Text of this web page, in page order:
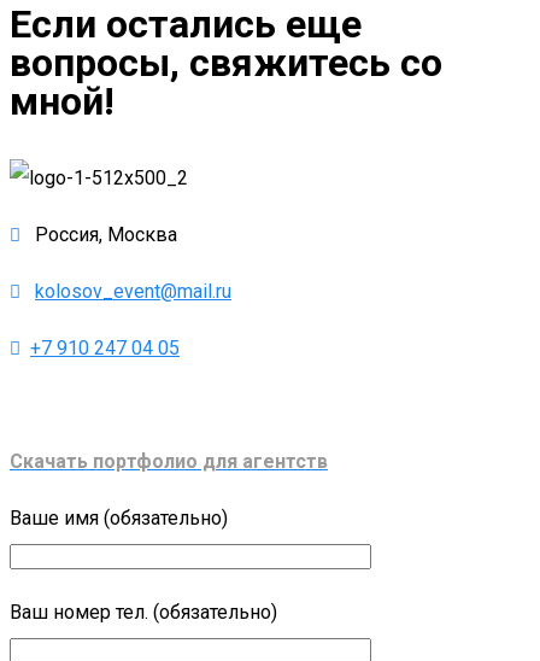
Если остались еще
вопросы, свяжитесь со
мной!
Россия, Москва
kolosov_event@mail.ru
+7 910 247 04 05
Скачать портфолио для агентств
Ваше имя (обязательно)
Ваш номер тел. (обязательно)